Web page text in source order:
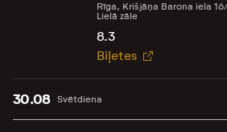
Rīga, Krišjāņa Barona iela
Lielā zāle
8.3
Biļetes
Svētdiena
30.08